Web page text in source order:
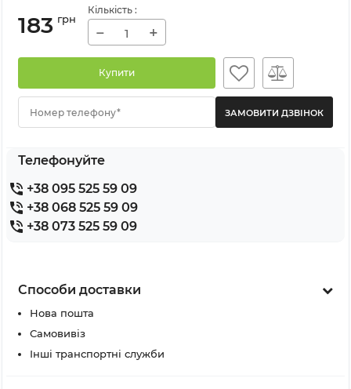
183 грн
Кількість :
− +
Купити
Номер телефону*
Телефонуйте
+38 095 525 59 09
+38 068 525 59 09
+38 073 525 59 09
Способи доставки
Нова пошта
Самовивіз
Інші транспортні служби